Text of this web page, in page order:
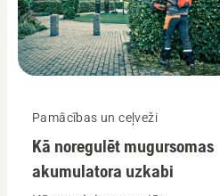
Pamācības un ceļveži
Kā noregulēt mugursomas
akumulatora uzkabi